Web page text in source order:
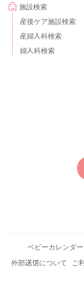
施設検索
産後ケア施設検索
産婦人科検索
婦人科検索
ベビーカレンダ
外部送信について
ご